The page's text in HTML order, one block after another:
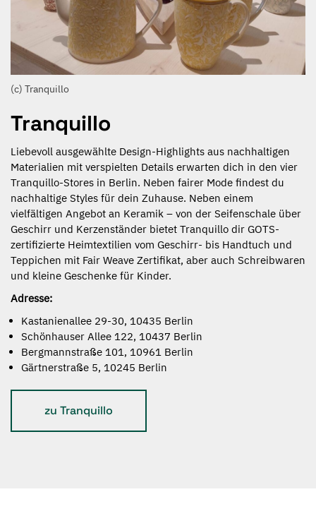
Tranquillo
Liebevoll ausgewählte Design-Highlights aus nachhaltigen
Materialien mit verspielten Details erwarten dich in den vier
Tranquillo-Stores in Berlin. Neben fairer Mode findest du
nachhaltige Styles für dein Zuhause. Neben einem
vielfältigen Angebot an Keramik – von der Seifenschale über
Geschirr und Kerzenständer bietet Tranquillo dir GOTS-
zertifizierte Heimtextilien vom Geschirr- bis Handtuch und
Teppichen mit Fair Weave Zertifikat, aber auch Schreibwaren
und kleine Geschenke für Kinder.
Adresse:
Kastanienallee 29-30, 10435 Berlin
Schönhauser Allee 122, 10437 Berlin
Bergmannstraße 101, 10961 Berlin
Gärtnerstraße 5, 10245 Berlin
zu Tranquillo
(c) Tranquillo